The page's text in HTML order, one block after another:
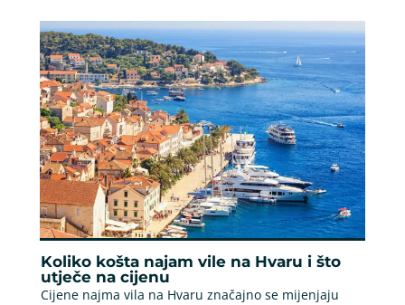
Koliko košta najam vile na Hvaru i što
utječe na cijenu
Cijene najma vila na Hvaru značajno se mijenjaju